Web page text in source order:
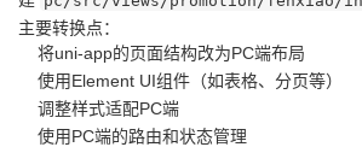
主要转换点：
将uni-app的页面结构改为PC端布局
使用Element UI组件（如表格、分页等）
调整样式适配PC端
使用PC端的路由和状态管理